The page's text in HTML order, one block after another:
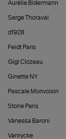
Aurélie Bidermann
Serge Thoraval
d1928
Feidt Paris
Gigi Clozeau
Ginette NY
Pascale Monvoisin
Stone Paris
Vanessa Baroni
Vanrycke